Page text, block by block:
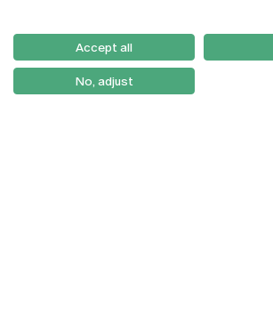
Como Chegar
Newsletter
Accept all
No, adjust